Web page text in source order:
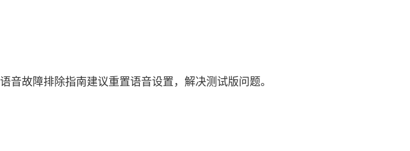
故障排除指南建议重置语音设置，解决测试版问题。